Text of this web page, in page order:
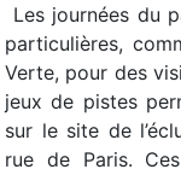
 Les journées
particulières,
Verte, pour des
jeux de pistes
sur le site de
rue de Paris.